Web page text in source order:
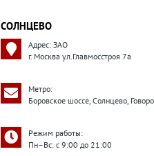
СОЛНЦЕВО
Адрес: ЗАО
г. Москва ул.Главмосстроя 7а
Метро:
Боровское шоссе, Солнцево,
Режим работы:
Пн–Вс: с 9:00 до 21:00